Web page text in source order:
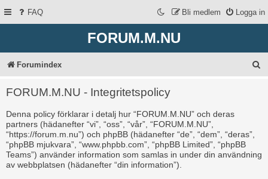
FAQ Logga in
Bli medlem
FORUM.M.NU
Forumindex
FORUM.M.NU - Integritetspolicy
Denna policy förklarar i detalj hur “FORUM.M.NU” och deras
partners (hädanefter “vi”, “oss”, “vår”, “FORUM.M.NU”,
“https://forum.m.nu”) och phpBB (hädanefter “de”, “dem”, “deras”,
“phpBB mjukvara”, “www.phpbb.com”, “phpBB Limited”, “phpBB
Teams”) använder information som samlas in under din användning
av webbplatsen (hädanefter “din information”).